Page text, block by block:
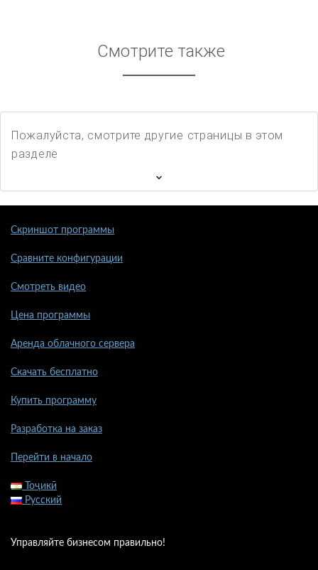
Смотрите также
Пожалуйста, смотрите другие страницы в этом
разделе
Скриншот программы
Сравните конфигурации
Смотреть видео
Цена программы
Аренда облачного сервера
Скачать бесплатно
Купить программу
Разработка на заказ
Перейти в начало
Тоҷикӣ
Русский
Управляйте бизнесом правильно!